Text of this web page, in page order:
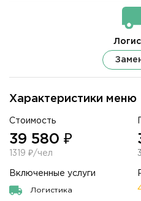
Характеристики меню
Стоимость
39 580 ₽
1319 ₽/чел
Включенные услуги
Логистика